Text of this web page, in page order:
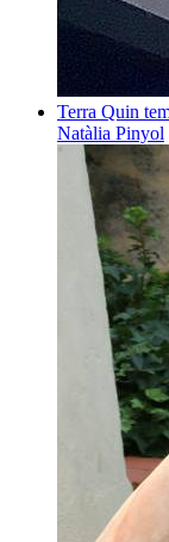
Terra Quin
Natàlia Pinyol